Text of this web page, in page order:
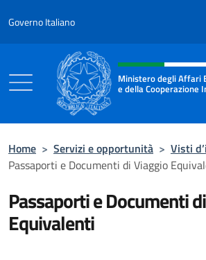
Governo Italiano
Intestazione sito,
Ministero degli Affari
e della Cooperazione
Home > Servizi e opportunità > Visti
Passaporti e Documenti di Viaggio
Passaporti e Documenti
Equivalenti